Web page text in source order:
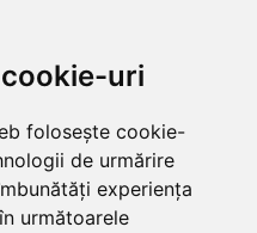
uri
folosește cookie-
de urmărire
experiența
următoarele